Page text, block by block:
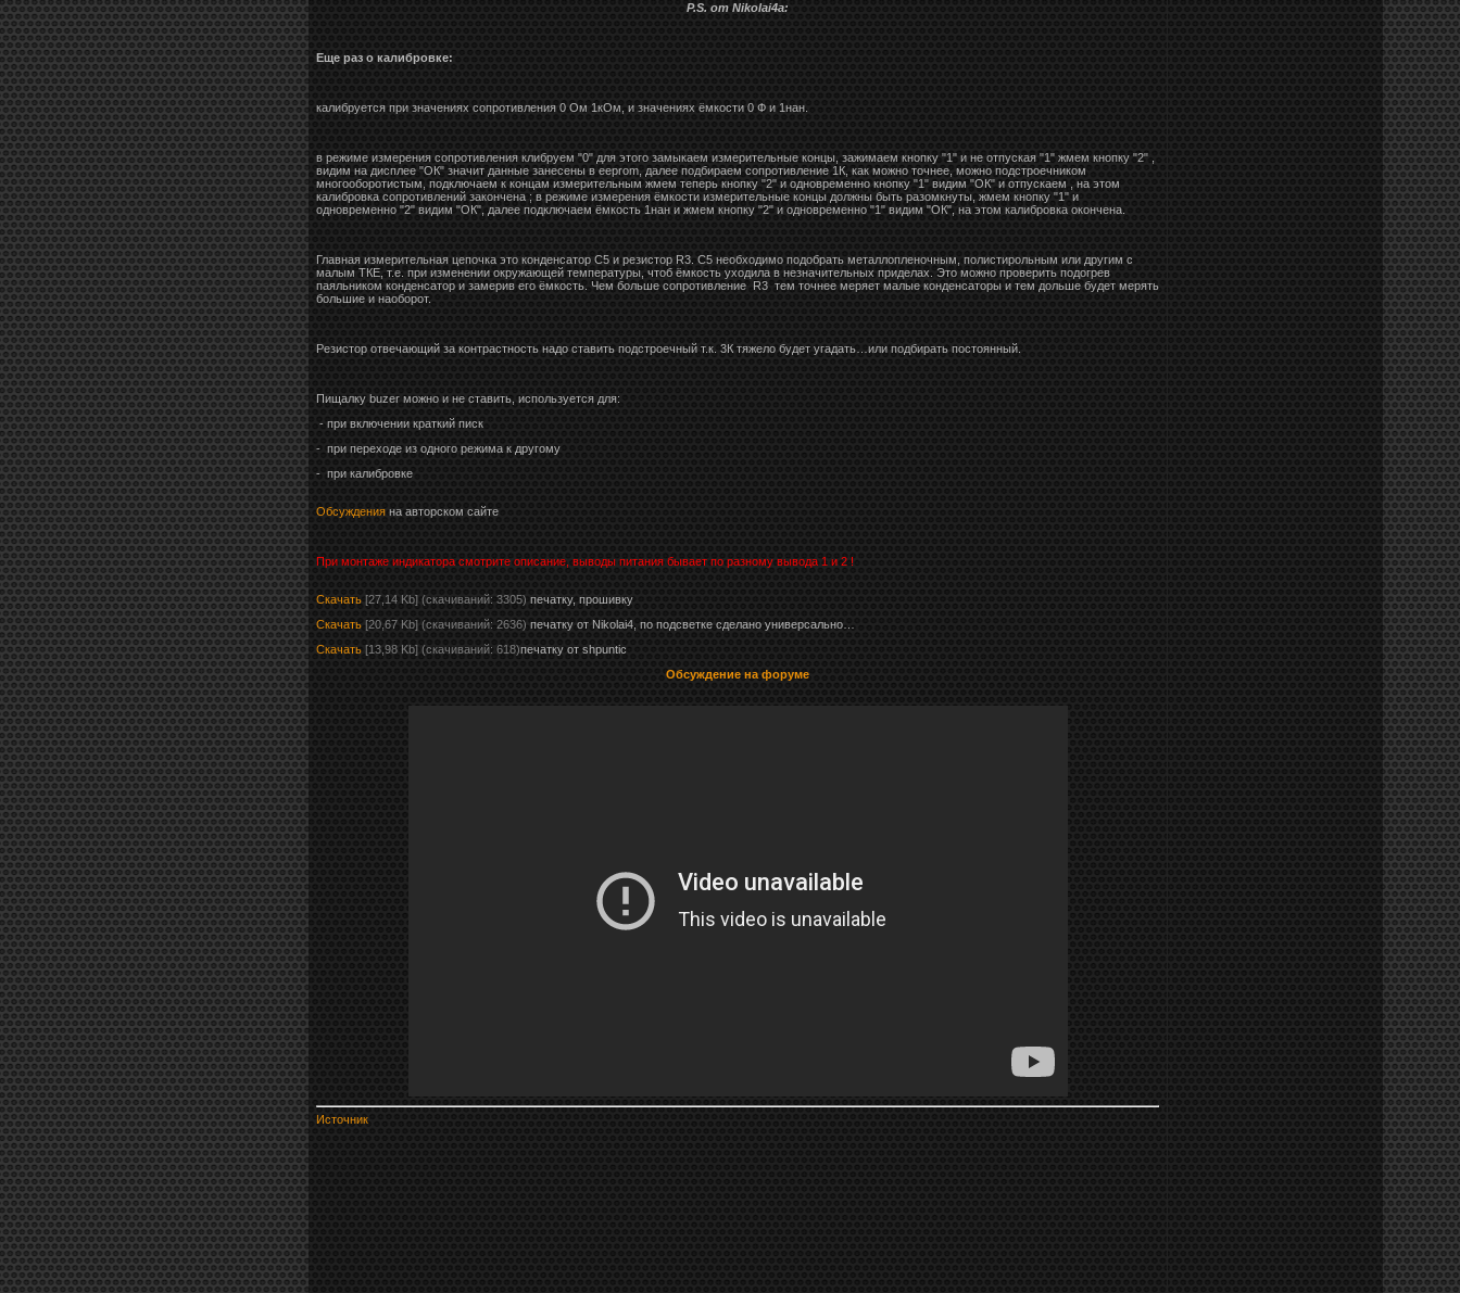
P.S. от Nikolai4a:
Еще раз о калибровке:
калибруется при значениях сопротивления 0 Ом 1кОм, и значениях ёмкости 0 Ф и 1нан.
в режиме измерения сопротивления клибруем "0" для этого замыкаем измерительные концы, зажимаем кнопку "1" и не отпуская "1" жмем кнопку "2" ,
видим на дисплее "ОК" значит данные занесены в eeprom, далее подбираем сопротивление 1К, как можно точнее, можно подстроечником
многооборотистым, подключаем к концам измерительным жмем теперь кнопку "2" и одновременно кнопку "1" видим "ОК" и отпускаем , на этом
калибровка сопротивлений закончена ; в режиме измерения ёмкости измерительные концы должны быть разомкнуты, жмем кнопку "1" и
одновременно "2" видим "ОК", далее подключаем ёмкость 1нан и жмем кнопку "2" и одновременно "1" видим "ОК", на этом калибровка окончена.
Главная измерительная цепочка это конденсатор С5 и резистор R3. С5 необходимо подобрать металлопленочным, полистирольным или другим с
малым ТКЕ, т.е. при изменении окружающей температуры, чтоб ёмкость уходила в незначительных приделах. Это можно проверить подогрев
паяльником конденсатор и замерив его ёмкость. Чем больше сопротивление R3 тем точнее меряет малые конденсаторы и тем дольше будет мерять
большие и наоборот.
Резистор отвечающий за контрастность надо ставить подстроечный т.к. 3К тяжело будет угадать…или подбирать постоянный.
Пищалку buzer можно и не ставить, используется для:
- при включении краткий писк
- при переходе из одного режима к другому
- при калибровке
Обсуждения на авторском сайте
При монтаже индикатора смотрите описание, выводы питания бывает по разному вывода 1 и 2 !
Скачать [27,14 Kb] (cкачиваний: 3305) печатку, прошивку
Скачать [20,67 Kb] (cкачиваний: 2636) печатку от Nikolai4, по подсветке сделано универсально…
Скачать [13,98 Kb] (cкачиваний: 618)печатку от shpuntic
Обсуждение на форуме
Источник